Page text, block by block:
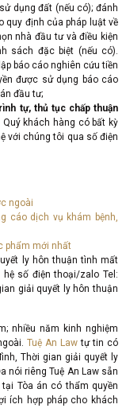
dụng đất (nếu có); đánh
quy định của pháp luật về
nhà đầu tư và điều kiện
sách đặc biệt (nếu có).
báo cáo nghiên cứu tiền
được sử dụng báo cáo
đầu tư;
tự, thủ tục chấp thuận
Quý khách hàng có bất kỳ
với chúng tôi qua số điện
ngoài
cáo dịch vụ khám bệnh,
phẩm mới nhất
ly hôn thuận tình mất
số điện thoại/zalo Tel:
giải quyết ly hôn thuận
nhiều năm kinh nghiệm
Tuệ An Law tự tin có
Thời gian giải quyết ly
nói riêng Tuệ An Law sẵn
Tòa án có thẩm quyền
ích hợp pháp cho khách